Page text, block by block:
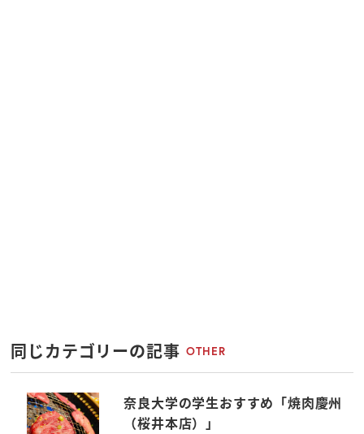
同じカテゴリーの記事 OTHER
奈良大学の学生おすすめ「焼肉慶州
（桜井本店）」